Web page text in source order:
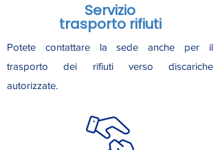
Servizio
trasporto rifiuti
Potete contattare la sede anche per il
trasporto dei rifiuti verso discariche
autorizzate.